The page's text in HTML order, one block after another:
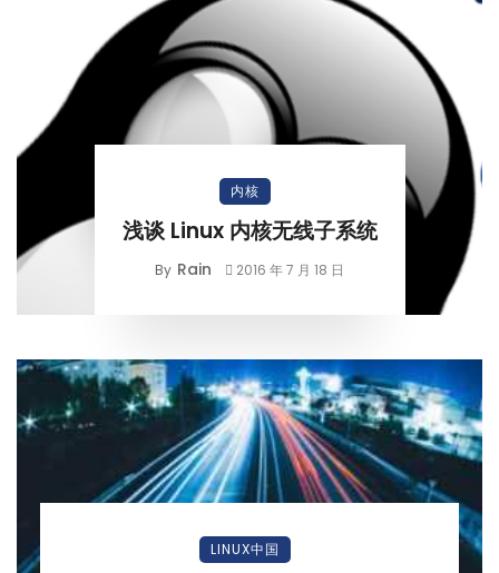
内核
浅谈 Linux 内核无线子系统
By Rain 2016 年 7 月 18 日
LINUX中国